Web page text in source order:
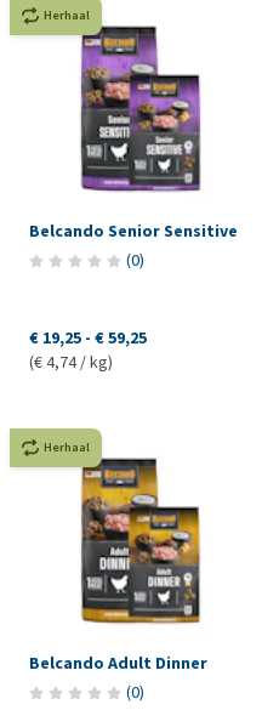
Herhaal
Belcando Senior Sensitive
(0)
€ 19,25 - € 59,25
(€ 4,74 / kg)
Herhaal
Belcando Adult Dinner
(0)